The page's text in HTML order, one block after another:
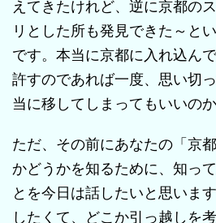
えてきたけれど、逆に京都の
リとした所も発見できた～と
です。本当に京都に入れ込ん
許すのであれば一度、思い切
当に移してしまってもいいの
ただ、その前にあなたの「京
かどうかを知るために、知っ
とを今日は話したいと思いま
したくて、どこか引っ越しを